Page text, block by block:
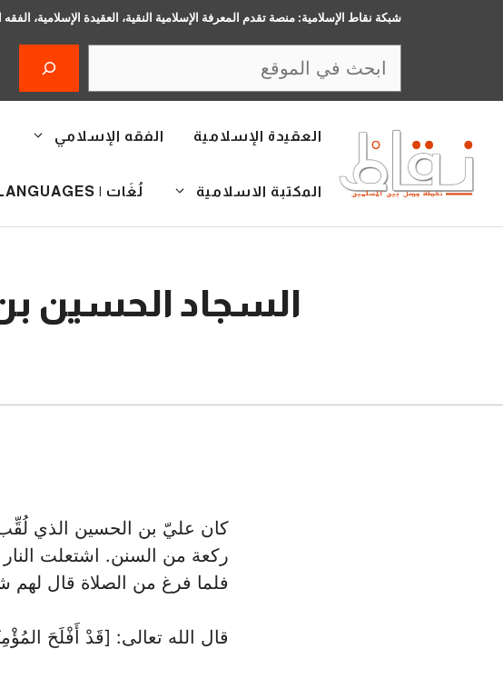
شبكة نقاط الإسلامية: منصة تقدم المعرفة الإسلامية النقية، العقيدة الإسلامية،
العقيدة الإسلامية الفقه الإسلامي
المكتبة الاسلامية لُغَات | LANGUAGES
السجاد الحسين
كان عليّ بن الحسين الذي لُقِّب
ركعة من السنن. اشتعلت النار
فلما فرغ من الصلاة قال لهم
قال الله تعالى: [قَدْ أَفْلَحَ